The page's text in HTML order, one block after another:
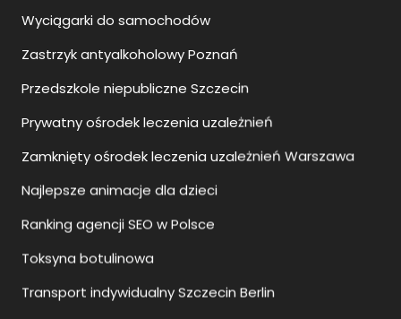
Wszywka alkoholowa jak wygląda?
Podiatra Warszawa
Kostka brukowa Szczecin
Punkt przedszkolny Szczecin
Przedszkole prywatne Szczecin
Przedszkole prywatne Szczecin cena
Systemy klimatyzacji Olsztyn
Co to jest szkoła językowa?
Szklane balustrady balkonowe jak czyścić?